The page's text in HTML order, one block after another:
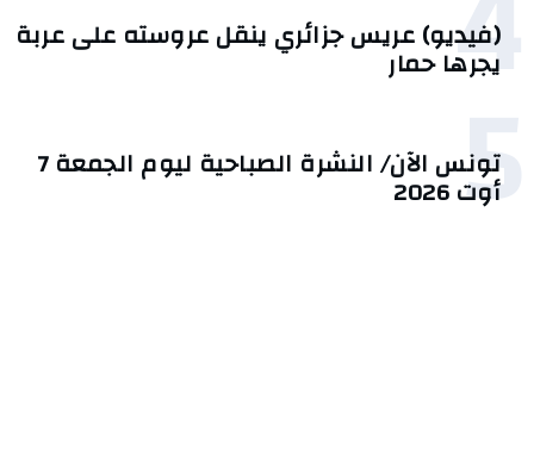
(فيديو) عريس جزائري ينقل عروسته على عربة
يجرها حمار
5 تونس الآن/ النشرة الصباحية ليوم الجمعة 7
أوت 2026